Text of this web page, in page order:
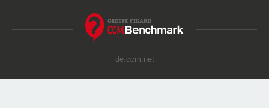
de.ccm.net